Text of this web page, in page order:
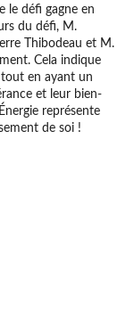
le défi gagne en
du défi, M.
Thibodeau et M.
Cela indique
tout en ayant un
et leur bien-
représente
de soi !